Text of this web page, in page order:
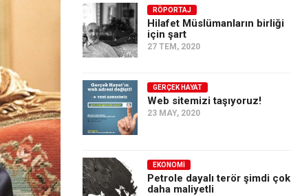
RÖPORTAJ
Hilafet Müslümanların birliği
için şart
27 TEM, 2020
GERÇEK HAYAT
Web sitemizi taşıyoruz!
23 MAY, 2020
EKONOMI
Petrole dayalı terör şimdi çok
daha maliyetli